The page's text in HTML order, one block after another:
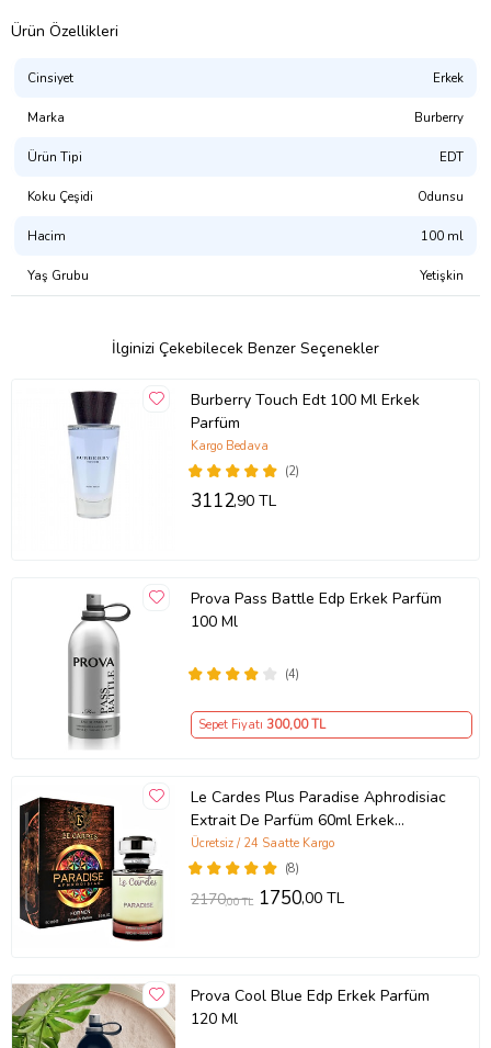
Ürün Özellikleri
Cinsiyet Erkek
Marka Burberry
Ürün Tipi EDT
Koku Çeşidi Odunsu
Hacim 100 ml
Yaş Grubu Yetişkin
İlginizi Çekebilecek Benzer Seçenekler
Burberry Touch Edt 100 Ml Erkek
Parfüm
(2)
Kargo Bedava
3112,90 TL
Prova Pass Battle Edp Erkek Parfüm
100 Ml
(4)
Sepet Fiyatı 300,00 TL
Le Cardes Plus Paradise Aphrodisiac
Extrait De Parfüm 60ml Erkek
Parfüm
(8)
Ücretsiz / 24 Saatte Kargo
2170,00 TL 1750,00 TL
Prova Cool Blue Edp Erkek Parfüm
120 Ml